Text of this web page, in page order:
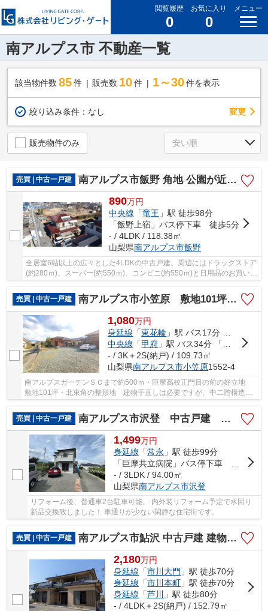
閲覧履歴
0
お気に入り
0
メニュー
南アルプス市 不動産一覧
該当物件数 85件 販売数 10 件 1～30 件を表示
絞り込み条件： なし 変更
販売物件のみ
売買 | 中古一戸建 南アルプス市飯野 角地 公園が近い中古戸建 4LDK
890万円
中央線 「竜王 」駅 徒歩98分
「飯野上宿」バス停下車 徒歩5分
- / 4LDK / 118.38㎡
山梨県南アルプス市飯野
全居室6帖以上の広々とした4LDKの中古戸建。周辺にはドラッグストア
(約280ｍ)、スーパー(約550ｍ)、コンビニ(約550ｍ)と日用品のお買い物
売買 | 中古一戸建
南アルプス市小笠原 敷地101坪・北東角地 中古住宅
1,080万円
身延線 「東花輪 」駅 バス17分 「戸田町」 停歩3分
中央線 「甲府 」駅 バス34分 「戸田町（山梨県）」 停歩3分
- / 3K＋2S(納戸) / 109.73㎡
山梨県南アルプス市小笠原1552-4
南アルプスガーデンＳＣまで約500ｍ・巨摩高校正門目の前の好立地
敷地101坪・北東角の整形地 建物手直しは必要ですが、中二階構造を
売買 | 中古一戸建
南アルプス市沢登 中古戸建 内外装フルリフォーム済み
1,499万円
身延線 「常永 」駅 徒歩99分
- / 3LDK / 94.00㎡
山梨県南アルプス市沢登
リフォーム後、普通車2台駐車可能。 内外装リフォーム予定で水回り
新品交換致しました！ 車通りが少ない閑静な住宅街です。
売買 | 中古一戸建 南アルプス市鮎沢 中古戸建 建物一新工事済 敷地広々104坪
2,180万円
身延線 「市川大門 」駅 徒歩70分
身延線 「市川本町 」駅 徒歩70分
身延線 「芦川
」駅 徒歩80分
- / 4LDK＋2S(納戸) / 152.79㎡